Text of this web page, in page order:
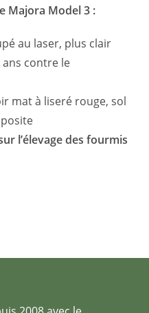
Majora Model 3 :
au laser, plus clair
contre le
mat à liseré rouge, sol
l’élevage des fourmis